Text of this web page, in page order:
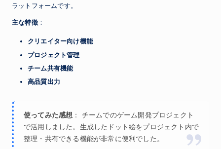
ラットフォームです。
主な特徴：
クリエイター向け機能
プロジェクト管理
チーム共有機能
高品質出力
使ってみた感想 ： チームでのゲーム開発プロジェクト
で活用しました。生成したドット絵をプロジェクト内で
整理・共有できる機能が非常に便利でした。